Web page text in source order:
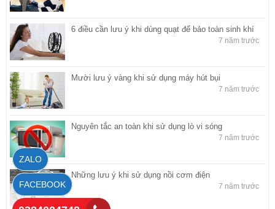
6 điều cần lưu ý khi dùng quạt để bảo toàn sinh khí
7 năm trước
Mười lưu ý vàng khi sử dụng máy hút bụi
7 năm trước
Nguyên tắc an toàn khi sử dụng lò vi sóng
7 năm trước
Những lưu ý khi sử dụng nồi cơm điện
7 năm trước
ZALO
FACEBOOK